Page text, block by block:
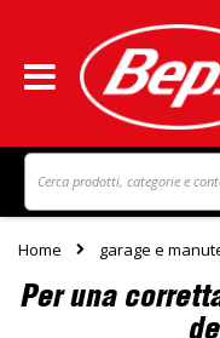
Home garage e
Per una